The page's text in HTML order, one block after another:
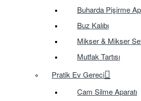
Buharda Pişirme
Buz Kalıbı
Mikser & Mikser
Mutfak Tartısı
Pratik Ev Gereci
Cam Silme Aparatı